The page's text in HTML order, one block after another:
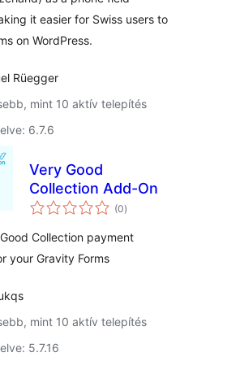
it easier for Swiss users to
on WordPress.
Rüegger
mint 10 aktív telepítés
6.7.6
Very Good
Collection Add-On
(0értékelés
összesen
)
Collection payment
your Gravity Forms
mint 10 aktív telepítés
5.7.16